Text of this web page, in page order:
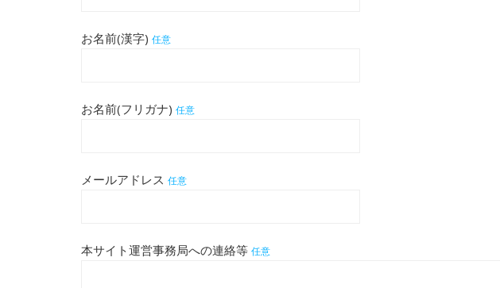
お名前(漢字) 任意
お名前(フリガナ) 任意
メールアドレス 任意
本サイト運営事務局への連絡等 任意